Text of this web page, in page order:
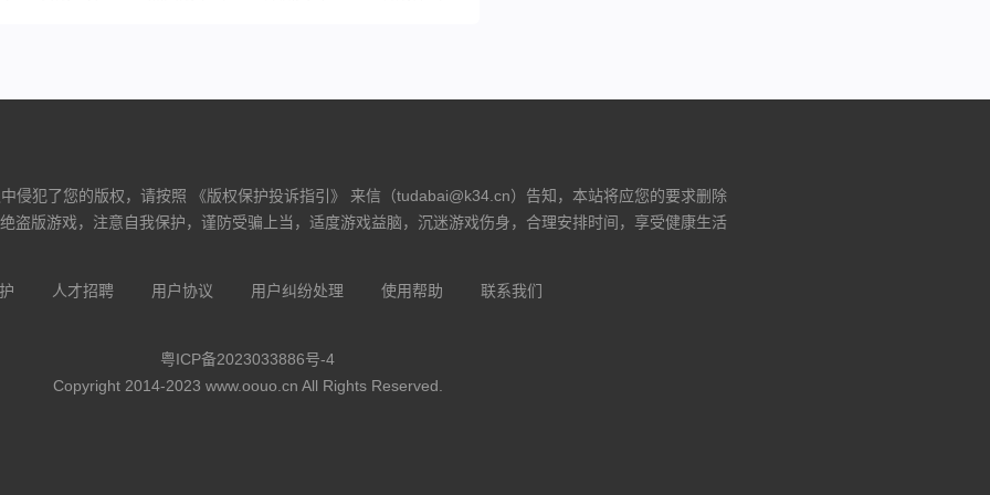
侵犯了您的版权，请按照 《版权保护投诉指引》 来信（tudabai@k34.cn）告知，本站将应您的要求删除
盗版游戏，注意自我保护，谨防受骗上当，适度游戏益脑，沉迷游戏伤身，合理安排时间，享受健康生活
人才招聘 用户协议 用户纠纷处理 使用帮助 联系我们
粤ICP备2023033886号-4
Copyright 2014-2023 www.oouo.cn All Rights Reserved.